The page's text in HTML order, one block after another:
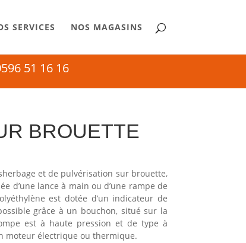
SERVICES NOS MAGASINS
51 16 16
BROUETTE
et de pulvérisation sur brouette,
d’une lance à main ou d’une rampe de
est dotée d’un indicateur de
grâce à un bouchon, situé sur la
est à haute pression et de type à
moteur électrique ou thermique.